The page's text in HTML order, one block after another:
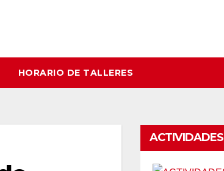
HORARIO DE TALLERES
ACTIVIDADES